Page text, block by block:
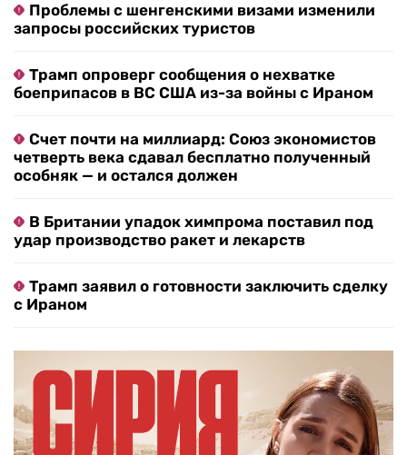
Проблемы с шенгенскими визами изменили
запросы российских туристов
Трамп опроверг сообщения о нехватке
боеприпасов в ВС США из-за войны с Ираном
Счет почти на миллиард: Союз экономистов
четверть века сдавал бесплатно полученный
особняк — и остался должен
В Британии упадок химпрома поставил под
удар производство ракет и лекарств
Трамп заявил о готовности заключить сделку
с Ираном